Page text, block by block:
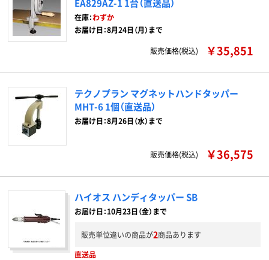
EA829AZ-1 1台（直送品）
在庫：わずか
お届け日：8月24日（月）まで
販売価格(税込) ￥35,851
テクノプラン マグネットハンドタッパー
MHT-6 1個（直送品）
お届け日：8月26日（水）まで
販売価格(税込) ￥36,575
ハイオス ハンディタッパー SB
お届け日：10月23日（金）まで
販売単位違いの商品が2商品あります
直送品